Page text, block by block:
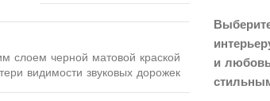
слоем черной матовой краской
видимости звуковых дорожек
и